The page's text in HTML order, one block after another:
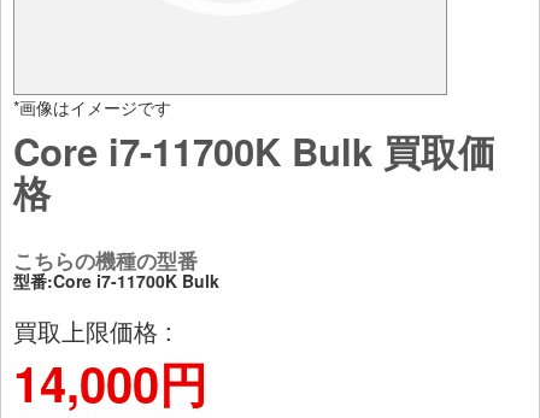
*画像はイメージです
Core i7-11700K Bulk 買取価
格
こちらの機種の型番
型番:Core i7-11700K Bulk
買取上限価格 :
14,000円